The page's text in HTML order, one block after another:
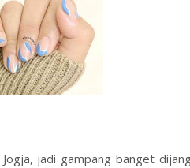
jadi gampang banget